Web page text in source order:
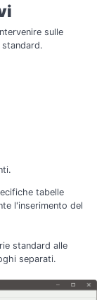
sulle
tabelle
l'inserimento del
standard alle
separati.